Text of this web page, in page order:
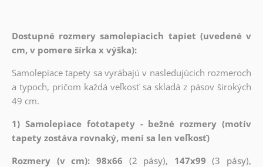
Dostupné rozmery samolepiacich tapiet (uvedené v
cm, v pomere šírka x výška):
Samolepiace tapety sa vyrábajú v nasledujúcich rozmeroch
a typoch, pričom každá veľkosť sa skladá z pásov širokých
49 cm.
1) Samolepiace fototapety - bežné rozmery (motív
tapety zostáva rovnaký, mení sa len veľkosť)
Rozmery (v cm): 98x66 (2 pásy), 147x99 (3 pásy),